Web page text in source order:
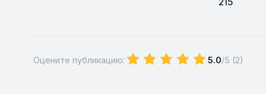
Оцените публикацию: 5.0/5 (2)